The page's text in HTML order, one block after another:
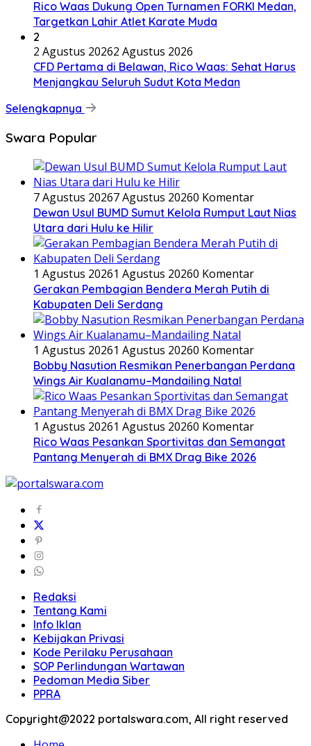
Rico Waas Dukung Open Turnamen FORKI Medan,
Targetkan Lahir Atlet Karate Muda
2
2 Agustus 20262 Agustus 2026
CFD Pertama di Belawan, Rico Waas: Sehat Harus
Menjangkau Seluruh Sudut Kota Medan
Selengkapnya
Swara Popular
7 Agustus 20267 Agustus 20260 Komentar
Dewan Usul BUMD Sumut Kelola Rumput Laut Nias
Utara dari Hulu ke Hilir
1 Agustus 20261 Agustus 20260 Komentar
Gerakan Pembagian Bendera Merah Putih di
Kabupaten Deli Serdang
1 Agustus 20261 Agustus 20260 Komentar
Bobby Nasution Resmikan Penerbangan Perdana
Wings Air Kualanamu–Mandailing Natal
1 Agustus 20261 Agustus 20260 Komentar
Rico Waas Pesankan Sportivitas dan Semangat
Pantang Menyerah di BMX Drag Bike 2026
Redaksi
Tentang Kami
Info Iklan
Kebijakan Privasi
Kode Perilaku Perusahaan
SOP Perlindungan Wartawan
Pedoman Media Siber
PPRA
Copyright@2022 portalswara.com, All right reserved